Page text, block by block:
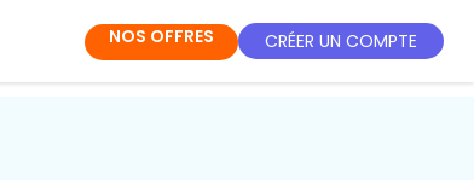
NOS OFFRES CRÉER UN COMPTE